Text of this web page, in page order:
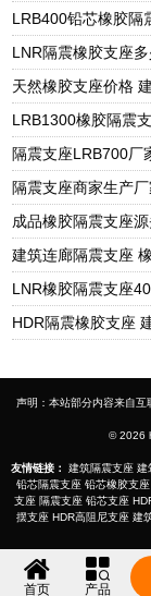
首页 产品
声明：本站部分内容来自
© 2026
友情链接：
建筑隔震支座 建
铅芯隔震支座 铅芯橡胶支座
支座 隔震支座 铅芯支座
摆支座 HDR高阻尼支座 建